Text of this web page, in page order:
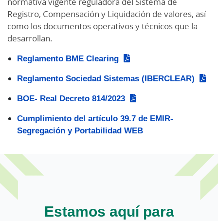
Registro, Compensación y Liquidación de valores, así
como los documentos operativos y técnicos que la
desarrollan.
Reglamento BME Clearing
Reglamento Sociedad Sistemas (IBERCLEAR)
BOE- Real Decreto 814/2023
Cumplimiento del artículo 39.7 de EMIR-
Segregación y Portabilidad WEB
Estamos aquí para